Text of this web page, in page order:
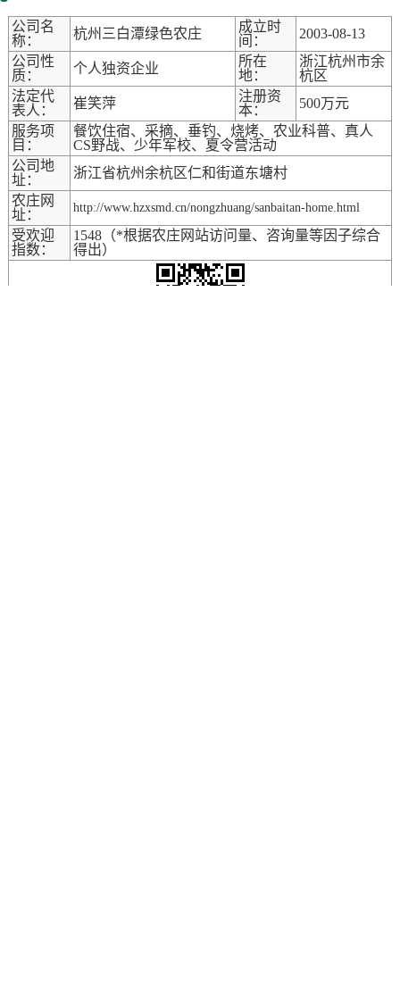
公司名
称：
杭州三白潭绿色农庄
成立时
间：
2003-08-13
公司性
质：
个人独资企业
所在
地：
浙江杭州市余
杭区
法定代
表人：
崔笑萍
注册资
本：
500万元
服务项
目：
餐饮住宿、采摘、垂钓、烧烤、农业科普、真人
CS野战、少年军校、夏令营活动
公司地
址：
浙江省杭州余杭区仁和街道东塘村
农庄网
址：
http://www.hzxsmd.cn/nongzhuang/sanbaitan-home.html
受欢迎
指数：
1548（*根据农庄网站访问量、咨询量等因子综合
得出）